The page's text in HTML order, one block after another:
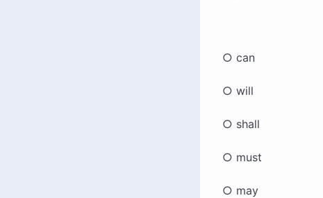
○ can
○ will
○ shall
○ must
○ may